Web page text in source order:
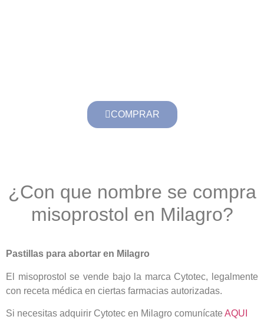
COMPRAR
¿Con que nombre se compra
misoprostol en Milagro?
Pastillas para abortar en Milagro
El misoprostol se vende bajo la marca Cytotec, legalmente
con receta médica en ciertas farmacias autorizadas.
Si necesitas adquirir Cytotec en Milagro comunícate AQUI